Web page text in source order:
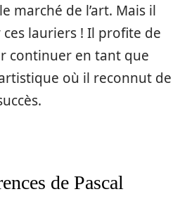
marché de l’art. Mais il
ces lauriers ! Il profite de
continuer en tant que
où il reconnut de
de Pascal